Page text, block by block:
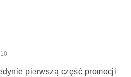
pierwszą część promocji